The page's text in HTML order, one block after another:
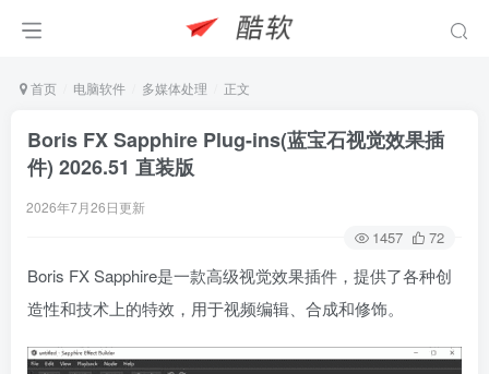
首页 电脑软件 多媒体处理 正文
Boris FX Sapphire Plug-ins(蓝宝石视觉效果插
件) 2026.51 直装版
2026年7月26日更新
1457 72
Boris FX Sapphire是一款高级视觉效果插件，提供了各种创
造性和技术上的特效，用于视频编辑、合成和修饰。